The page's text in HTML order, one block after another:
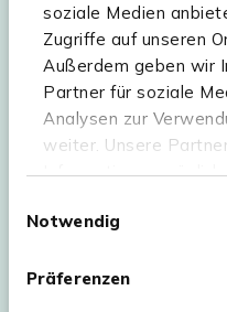
soziale Medien
Zugriffe auf unseren
Außerdem geben wir
Partner für soziale
Analysen zur
weiter. Unsere
Informationen
haben oder die sie im
Webseite müssen Sie
Notwendig
Präferenzen
Sortiment
Kees Smit
Experience Stores XXL